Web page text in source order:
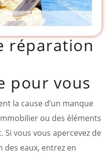
réparation
pour vous
la cause d’un manque
ou des éléments
Si vous vous apercevez de
des eaux, entrez en